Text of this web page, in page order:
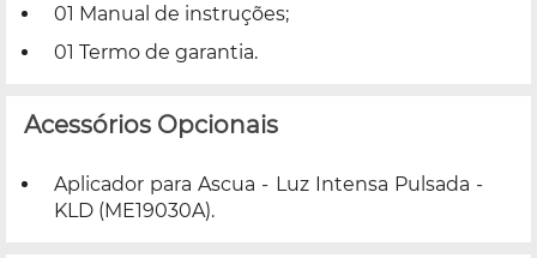
01 Manual de instruções;
01 Termo de garantia.
Acessórios Opcionais
Aplicador para Ascua - Luz Intensa Pulsada -
KLD (ME19030A).